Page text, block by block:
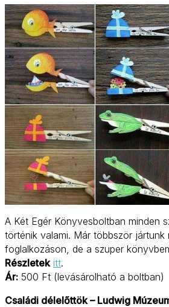
A Két Egér Könyvesboltban minden
történik valami. Már többször jártunk
foglalkozáson, de a szuper
Részletek itt.
Ár: 500 Ft (levásárolható a boltban)
Családi délelőttök – Ludwig